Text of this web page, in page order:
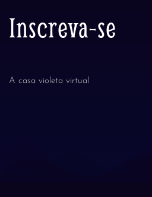
Inscreva-se
A casa violeta virtual